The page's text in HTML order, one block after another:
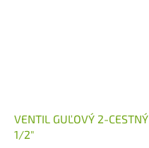
VENTIL GUĽOVÝ 2-CESTNÝ
1/2"